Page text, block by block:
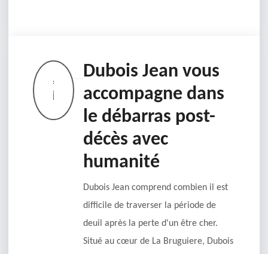
Dubois Jean vous
accompagne dans
le débarras post-
décès avec
humanité
Dubois Jean comprend combien il est
difficile de traverser la période de
deuil après la perte d'un être cher.
Situé au cœur de La Bruguiere, Dubois